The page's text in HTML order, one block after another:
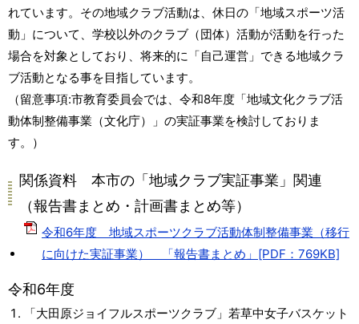
れています。その地域クラブ活動は、休日の「地域スポーツ活
動」について、学校以外のクラブ（団体）活動が活動を行った
場合を対象としており、将来的に「自己運営」できる地域クラ
ブ活動となる事を目指しています。
（留意事項:市教育委員会では、令和8年度「地域文化クラブ活
動体制整備事業（文化庁）」の実証事業を検討しておりま
す。）
関係資料 本市の「地域クラブ実証事業」関連
（報告書まとめ・計画書まとめ等）
令和6年度 地域スポーツクラブ活動体制整備事業（移行
に向けた実証事業） 「報告書まとめ」[PDF：769KB]
令和6年度
「大田原ジョイフルスポーツクラブ」若草中女子バスケット